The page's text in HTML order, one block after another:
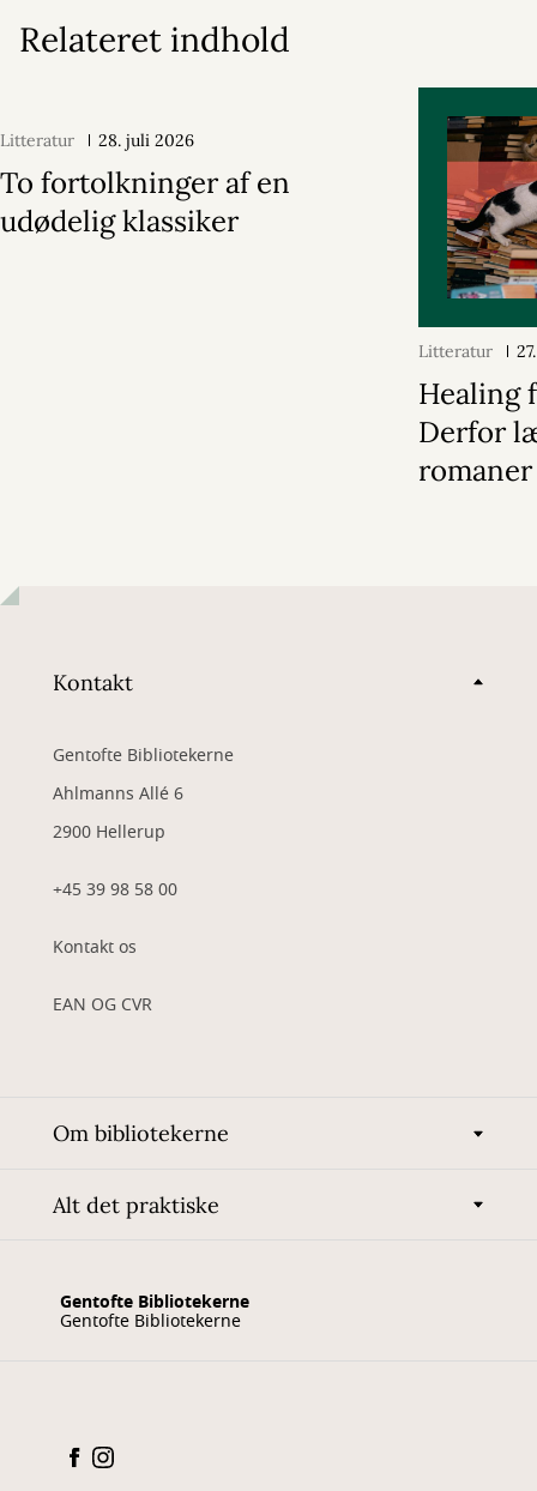
Relateret indhold
Litteratur 28. juli 2026
To fortolkninger af en
udødelig klassiker
Litteratur
Healing
Derfor
Kontakt
Gentofte Bibliotekerne
Ahlmanns Allé 6
2900 Hellerup
+45 39 98 58 00
Kontakt os
EAN OG CVR
Om bibliotekerne
Alt det praktiske
Gentofte Bibliotekerne
Gentofte Bibliotekerne